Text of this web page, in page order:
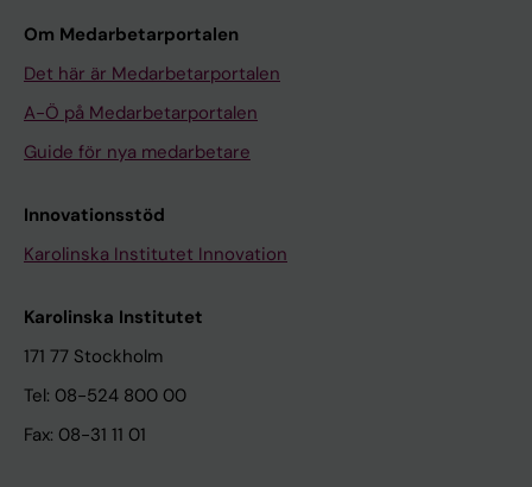
Om Medarbetarportalen
Det här är Medarbetarportalen
A-Ö på Medarbetarportalen
Guide för nya medarbetare
Innovationsstöd
Karolinska Institutet Innovation
Karolinska Institutet
171 77 Stockholm
Tel: 08-524 800 00
Fax: 08-31 11 01